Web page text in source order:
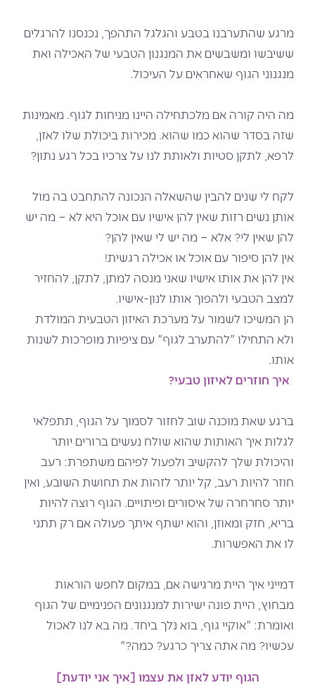
מרגע שהתערבנו בטבע והגלגל התהפך, נכנסנו להרגלים
ששיבשו ומשבשים את המנגנון הטבעי של האכילה ואת
מנגנוני הגוף שאחראים על העיכול.
מה היה קורה אם מלכתחילה היינו מניחות לגוף. מאמינות
שזה בסדר שהוא כמו שהוא. מכירות ביכולת שלו לאזן,
לרפא, לתקן סטיות ולאותת לנו על צרכיו בכל רגע נתון?
לקח לי שנים להבין שהשאלה הנכונה להתחבט בה מול
אותן נשים רזות שאין להן אישיו עם אוכל היא לא – מה יש
להן שאין לי? אלא – מה יש לי שאין להן?
אין להן סיפור עם אוכל או אכילה רגשית!
אין להן את אותו אישיו שאני מנסה למתן, לתקן, להחזיר
למצב הטבעי ולהפוך אותו לנון-אישיו.
הן המשיכו לשמור על מערכת האיזון הטבעית המולדת
ולא התחילו "להתערב לגוף" עם ציפיות מופרכות לשנות
אותו.
איך חוזרים לאיזון טבעי?
ברגע שאת מוכנה שוב לחזור לסמוך על הגוף, תתפלאי
לגלות איך האותות שהוא שולח נעשים ברורים יותר
והיכולת שלך להקשיב ולפעול לפיהם משתפרת: רעב
חוזר להיות רעב, קל יותר לזהות את תחושת השובע, ואין
יותר סחרחרה של איסורים ופיתויים. הגוף רוצה להיות
בריא, חזק ומאוזן, והוא ישתף איתך פעולה אם רק תתני
לו את האפשרות.
דמייני איך היית מרגישה אם, במקום לחפש הוראות
מבחוץ, היית פונה ישירות למנגנונים הפנימיים של הגוף
ואומרת: "אוקיי גוף, בוא נלך ביחד. מה בא לנו לאכול
עכשיו? מה אתה צריך כרגע? כמה?"
הגוף יודע לאזן את עצמו [איך אני יודעת]